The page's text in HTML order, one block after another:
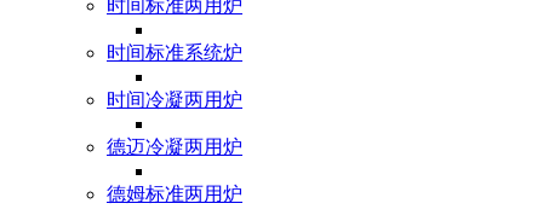
时间标准两用炉
时间标准系统炉
时间冷凝两用炉
德迈冷凝两用炉
德姆标准两用炉